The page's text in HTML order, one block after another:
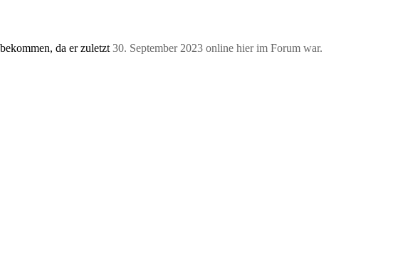
da er zuletzt 30. September 2023 online hier im Forum war.